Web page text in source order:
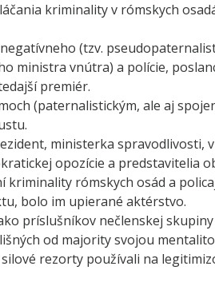
kriminality v rómskych
(tzv.
ministra vnútra) a polície,
premiér.
(paternalistickým, ale aj
ministerka spravodlivosti,
opozície a predstavitelia
rómskych osád a
bolo im upierané aktérstvo.
príslušníkov nečlenskej
od majority svojou
rezorty používali na